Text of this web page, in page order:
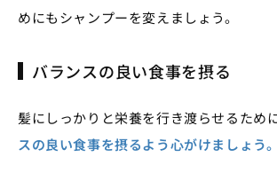
めにもシャンプーを変えましょう。
バランスの良い食事を摂る
髪にしっかりと栄養を行き渡らせるために
スの良い食事を摂るよう心がけましょう。